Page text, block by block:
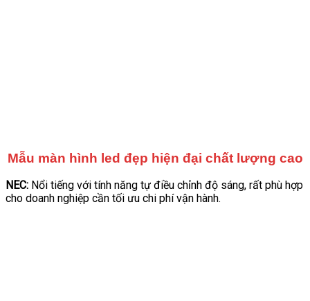
Mẫu màn hình led đẹp hiện đại chất lượng cao
NEC: Nổi tiếng với tính năng tự điều chỉnh độ sáng, rất phù hợp
cho doanh nghiệp cần tối ưu chi phí vận hành.